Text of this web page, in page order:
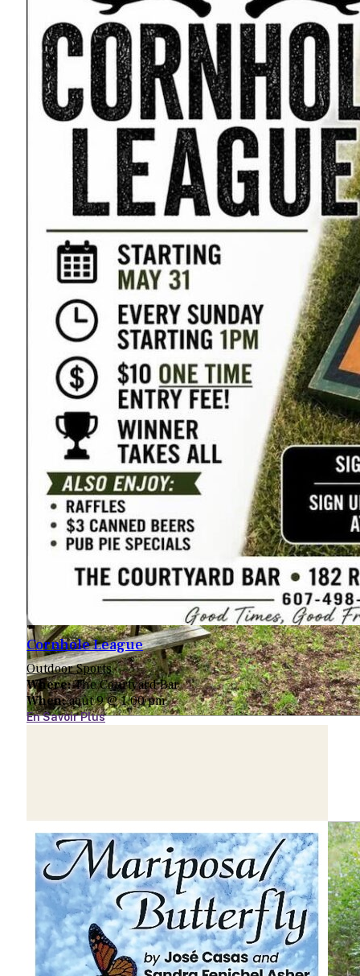
Ranch Driftwood
845-583-5555
49 Kilcoin Road
White Lake, NY 12786
Cornhole League
Outdoor Sports
Where:The Courtyard Bar
When:août 9 @ 1:00 pm
En Savoir Plus